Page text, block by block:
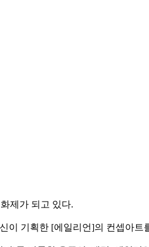
제가 되고 있다.
이 기획한 [에일리언]의 컨셉아트